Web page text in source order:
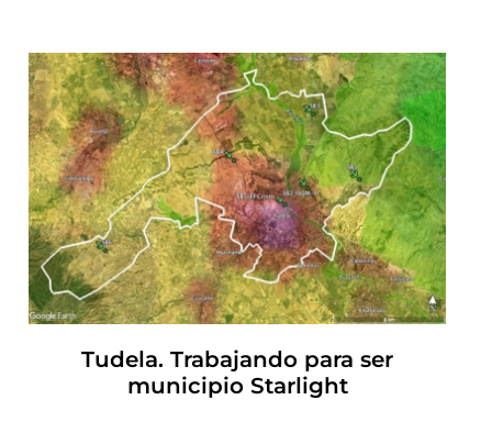
Tudela. Trabajando para ser
municipio Starlight